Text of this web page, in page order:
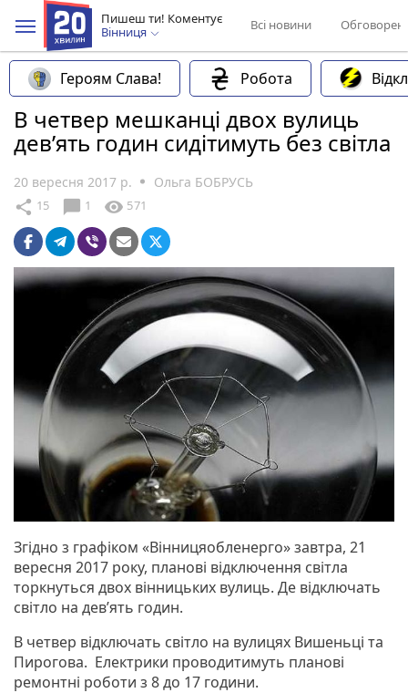
Пишеш ти! Коментує
Вінниця
Всі новини
Героям Слава! Робота
В четвер мешканці двох вулиць
дев’ять годин сидітимуть без світла
20 вересня 2017 р. Ольга БОБРУСЬ
share 15 chat_bubble 1 visibility 571
Згідно з графіком «Вінницяобленерго» завтра, 21
вересня 2017 року, планові відключення світла
торкнуться двох вінницьких вулиць. Де відключать
світло на дев’ять годин.
В четвер відключать світло на вулицях Вишеньці та
Пирогова. Електрики проводитимуть планові
ремонтні роботи з 8 до 17 години.